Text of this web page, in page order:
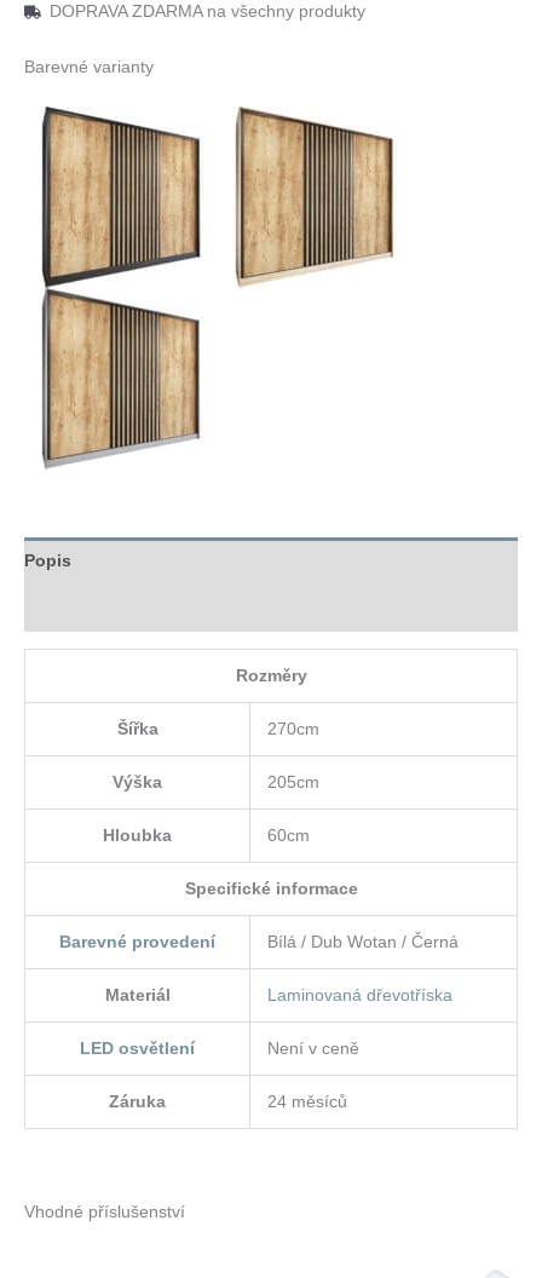
DOPRAVA ZDARMA na všechny produkty
Barevné varianty
Popis
Rozměry
Šířka 270cm
Výška 205cm
Hloubka 60cm
Specifické informace
Barevné provedení Bílá / Dub Wotan / Černá
Materiál Laminovaná dřevotříska
LED osvětlení Není v ceně
Záruka 24 měsíců
Vhodné příslušenství